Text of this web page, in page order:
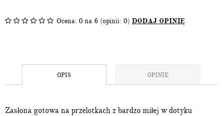
Ocena: 0 na 6 (opinii: 0) DODAJ OPINIĘ
OPIS OPINIE
Zasłona gotowa na przelotkach z bardzo miłej w dotyku